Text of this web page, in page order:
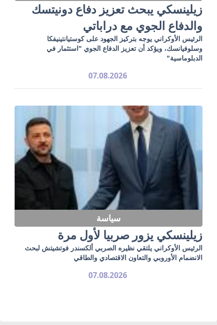
زيلينسكي يبحث تعزيز دفاع دونيتسك
والدفاع الجوي مع دراباتي
الرئيس الأوكراني يوجه بتركيز الجهود على كوستيانتينيفكا
وسلوفيانسك، ويؤكد أن تعزيز الدفاع الجوي "استثمار في
الدبلوماسية"
07.08.2026
سياسة
زيلينسكي يزور صربيا لأول مرة
الرئيس الأوكراني يلتقي نظيره الصربي ألكسندر فوتشيتش لبحث
الانضمام الأوروبي والتعاون الاقتصادي والطاقي
07.08.2026